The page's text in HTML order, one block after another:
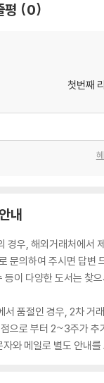
평 0
첫번째
내
경우, 해외거래처에서
문의하여 주시면 답변
등이 다양한 도서는 찾
서 품절인 경우, 2차 거
으로 부터 2~3주가 추
자와 메일로 별도 안내